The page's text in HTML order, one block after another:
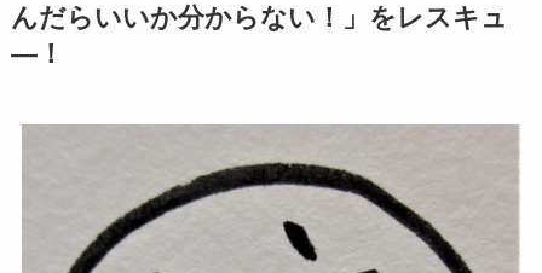
んだらいいか分からない！」をレスキュ
―！